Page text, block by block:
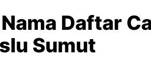
Daftar
Sumut